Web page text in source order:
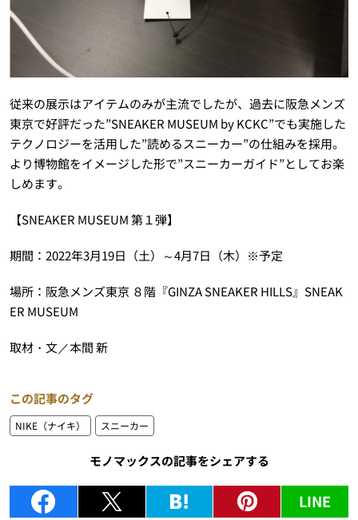
従来の展示はアイテムのみが主流でしたが、過去に阪急メンズ
東京で好評だった”SNEAKER MUSEUM by KCKC”でも実施した
テクノロジーを活用した”読めるスニーカー”の仕組みを採用。
より博物館をイメージした形で”スニーカーガイド”としてお楽
しめます。
【SNEAKER MUSEUM 第１弾】
期間：2022年3月19日（土）～4月7日（木）※予定
場所：阪急メンズ東京 ８階『GINZA SNEAKER HILLS』SNEAK
ER MUSEUM
取材・文／本間 新
この記事のタグ
NIKE（ナイキ） スニーカー
モノマックスの記事をシェアする
LINE